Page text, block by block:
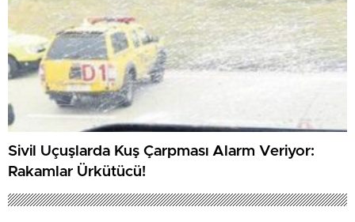
Sivil Uçuşlarda Kuş Çarpması Alarm Veriyor:
Rakamlar Ürkütücü!